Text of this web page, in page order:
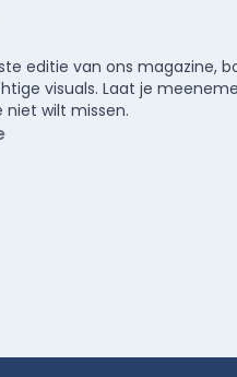
editie van ons magazine,
visuals. Laat je
niet wilt missen.